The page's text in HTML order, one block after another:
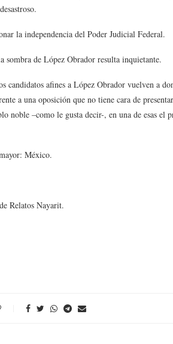
la independencia del Poder Judicial Federal.
sombra de López Obrador resulta inquietante.
candidatos afines a López Obrador vuelven a
a una oposición que no tiene cara de
noble –como le gusta decir-, en una de esas el
México.
Relatos Nayarit.